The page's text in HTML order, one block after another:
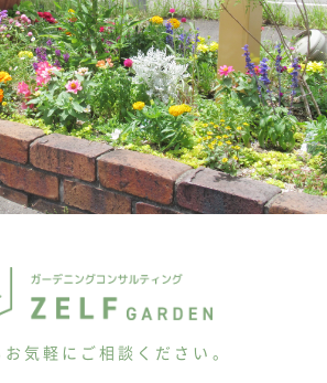
気軽にご相談ください。